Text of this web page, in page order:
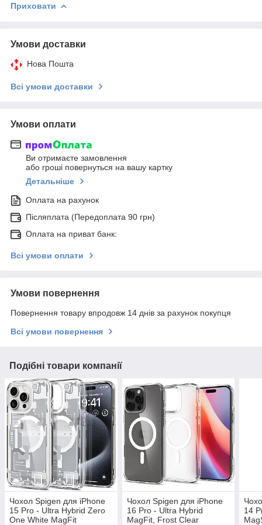
Приховати
Умови доставки
Нова Пошта
Всі умови доставки
Умови оплати
Ви отримаєте замовлення
або гроші повернуться на вашу картку
Детальніше
Оплата на рахунок
Післяплата (Передоплата 90 грн)
Оплата на приват банк:
Всі умови оплати
Умови повернення
Повернення товару впродовж 14 днів за рахунок покупця
Всі умови повернення
Подібні товари компанії
Чохол Spigen для iPhone
15 Pro - Ultra Hybrid Zero
One White MagFit
Чохол Spigen для iPhone
16 Pro - Ultra Hybrid
MagFit, Frost Clear
14